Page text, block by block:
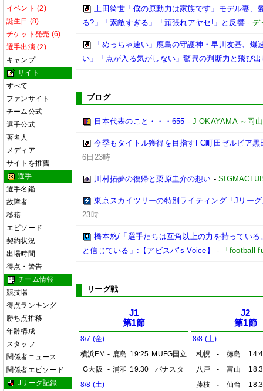
イベント (2)
誕生日 (8)
チケット発売 (6)
選手出演 (2)
キャンプ
サイト
すべて
ファンサイト
チーム公式
選手公式
著名人
メディア
サイトを推薦
選手
選手名鑑
故障者
移籍
エピソード
契約状況
出場時間
得点・警告
チーム情報
競技場
得点ランキング
勝ち点推移
年齢構成
スタッフ
関係者ニュース
関係者エピソード
Jリーグ記録
上田綺世「僕の原動力は家族です」モデル妻
る?」「素敵すぎる」「頑張れアヤセ!」と反響- デ
「めっちゃ速い」鹿島の守護神・早川友基、
い」「点が入る気がしない」驚異の判断力と飛び
ブログ
日本代表のこと・・・655 - J OKAYAMA ～岡
今季もタイトル獲得を目指すFC町田ゼルビア
6日23時
川村拓夢の復帰と栗原圭介の想い -
東京スカイツリーの特別ライティング「Jリー
23時
橋本悠/「選手たちは互角以上の力を持ってい
と信じている」:【アビスパ’s Voice】
- 「football
リーグ戦
J1
第1節
8/7 (金)
横浜FM - 鹿島 19:25 MUFG国立
G大阪
- 浦和 19:30
パナスタ
8/8 (土)
J2
第1節
8/8 (土)
札幌
- 徳島
八戸
- 富山
藤枝
- 仙台